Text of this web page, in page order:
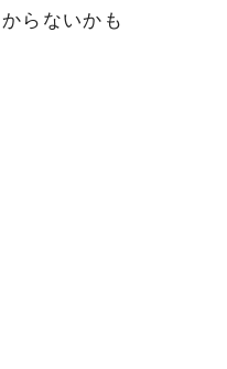
らないかも